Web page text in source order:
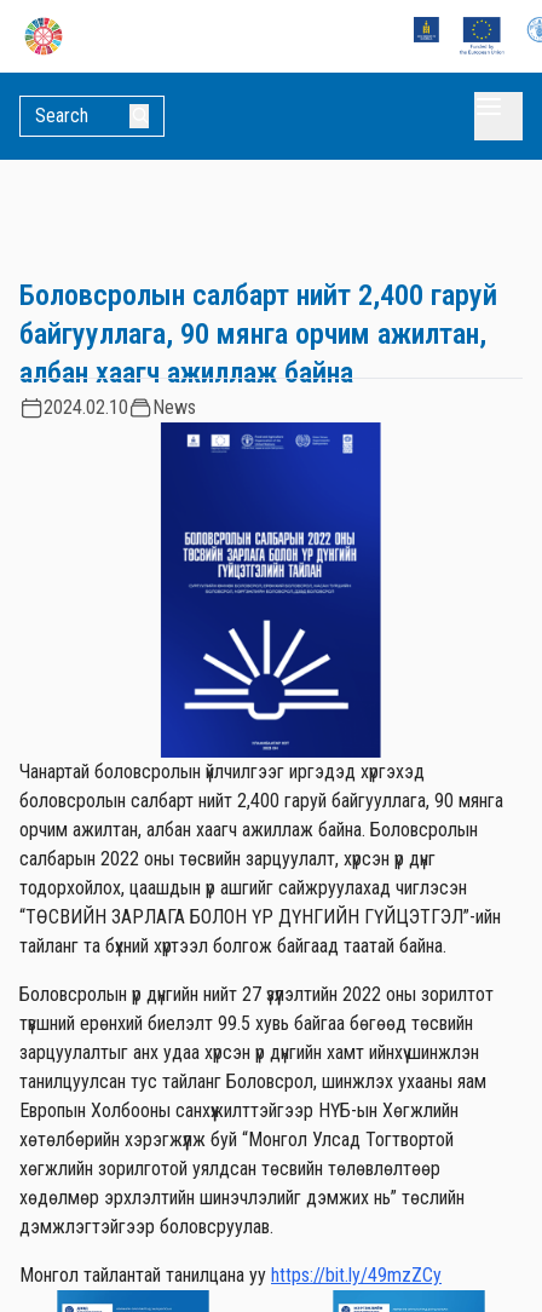
Боловсролын салбарт нийт 2,400 гаруй
байгууллага, 90 мянга орчим ажилтан,
албан хаагч ажиллаж байна
2024.02.10 News
Чанартай боловсролын үйлчилгээг иргэдэд хүргэхэд
боловсролын салбарт нийт 2,400 гаруй байгууллага, 90 мянга
орчим ажилтан, албан хаагч ажиллаж байна. Боловсролын
салбарын 2022 оны төсвийн зарцуулалт, хүрсэн үр дүнг
тодорхойлох, цаашдын үр ашгийг сайжруулахад чиглэсэн
“ТӨСВИЙН ЗАРЛАГА БОЛОН ҮР ДҮНГИЙН ГҮЙЦЭТГЭЛ”-ийн
тайланг та бүхний хүртээл болгож байгаад таатай байна.
Боловсролын үр дүнгийн нийт 27 үзүүлэлтийн 2022 оны зорилтот
түвшний ерөнхий биелэлт 99.5 хувь байгаа бөгөөд төсвийн
зарцуулалтыг анх удаа хүрсэн үр дүнгийн хамт ийнхүү шинжлэн
танилцуулсан тус тайланг Боловсрол, шинжлэх ухааны яам
Европын Холбооны санхүүжилттэйгээр НҮБ-ын Хөгжлийн
хөтөлбөрийн хэрэгжүүлж буй “Монгол Улсад Тогтвортой
хөгжлийн зорилготой уялдсан төсвийн төлөвлөлтөөр
хөдөлмөр эрхлэлтийн шинэчлэлийг дэмжих нь” төслийн
дэмжлэгтэйгээр боловсруулав.
Монгол тайлантай танилцана уу https://bit.ly/49mzZCy